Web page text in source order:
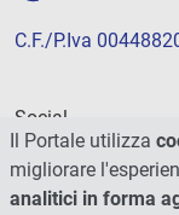
C.F./P.Iva
Social
Il Portale utilizza
migliorare
analitici in forma